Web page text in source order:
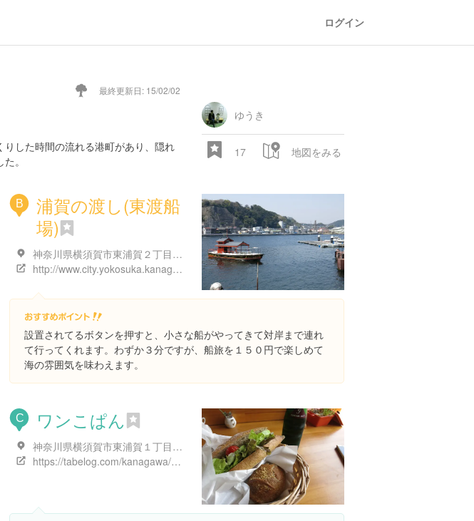
ログイン
最終更新日: 15/02/02
した時間の流れる港町があり、隠れ
。
ゆうき
17 地図をみる
B
浦賀の渡し(東渡船
場)
神奈川県横須賀市東浦賀２丁目４-２１
http://www.city.yokosuka.kanagawa.jp/5610/tosen-main.html
設置されてるボタンを押すと、小さな船がやってきて対岸まで連れ
て行ってくれます。わずか３分ですが、船旅を１５０円で楽しめて
海の雰囲気を味わえます。
C ワンこぱん
神奈川県横須賀市東浦賀１丁目１５-１３
https://tabelog.com/kanagawa/A1406/A140601/14043673/